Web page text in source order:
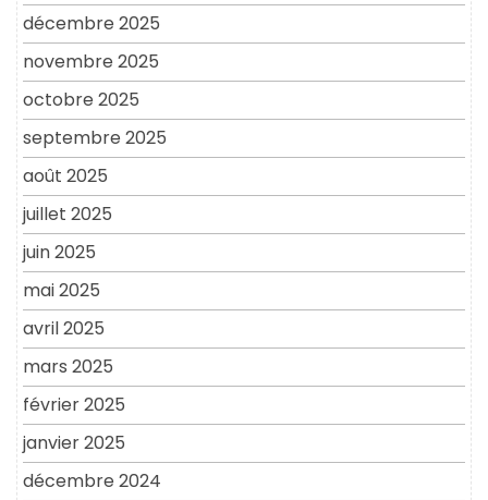
décembre 2025
novembre 2025
octobre 2025
septembre 2025
août 2025
juillet 2025
juin 2025
mai 2025
avril 2025
mars 2025
février 2025
janvier 2025
décembre 2024